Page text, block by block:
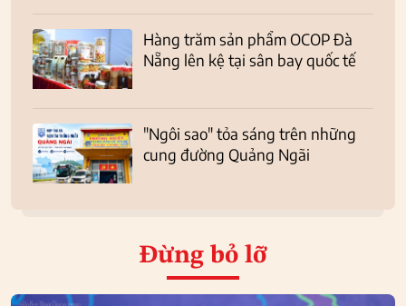
Hàng trăm sản phẩm OCOP Đà
Nẵng lên kệ tại sân bay quốc tế
"Ngôi sao" tỏa sáng trên những
cung đường Quảng Ngãi
Đừng bỏ lỡ